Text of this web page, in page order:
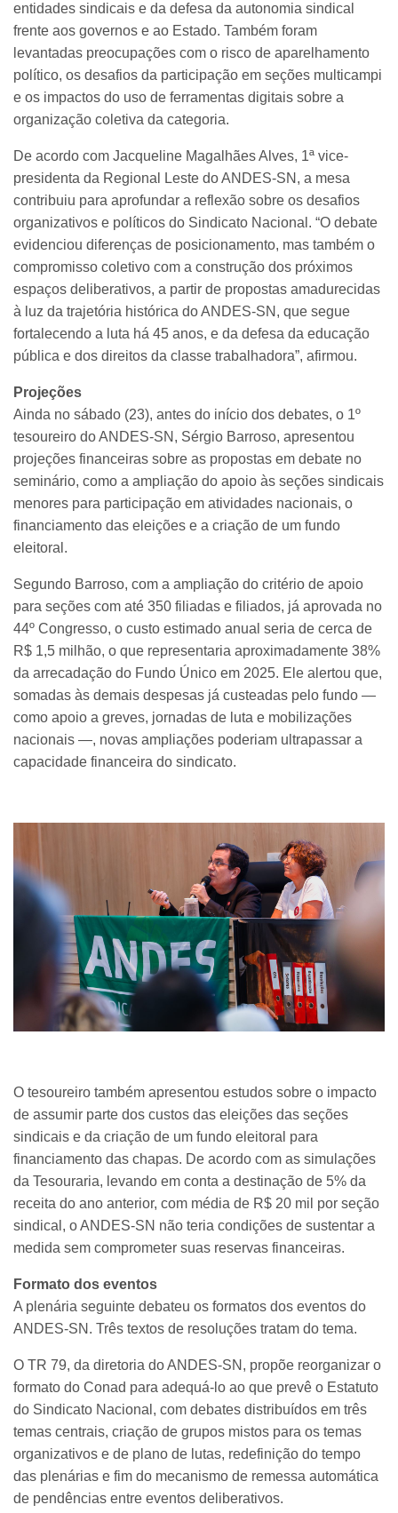
entidades sindicais e da defesa da autonomia sindical
frente aos governos e ao Estado. Também foram
levantadas preocupações com o risco de aparelhamento
político, os desafios da participação em seções multicampi
e os impactos do uso de ferramentas digitais sobre a
organização coletiva da categoria.
De acordo com Jacqueline Magalhães Alves, 1ª vice-
presidenta da Regional Leste do ANDES-SN, a mesa
contribuiu para aprofundar a reflexão sobre os desafios
organizativos e políticos do Sindicato Nacional. “O debate
evidenciou diferenças de posicionamento, mas também o
compromisso coletivo com a construção dos próximos
espaços deliberativos, a partir de propostas amadurecidas
à luz da trajetória histórica do ANDES-SN, que segue
fortalecendo a luta há 45 anos, e da defesa da educação
pública e dos direitos da classe trabalhadora”, afirmou.
Projeções
Ainda no sábado (23), antes do início dos debates, o 1º
tesoureiro do ANDES-SN, Sérgio Barroso, apresentou
projeções financeiras sobre as propostas em debate no
seminário, como a ampliação do apoio às seções sindicais
menores para participação em atividades nacionais, o
financiamento das eleições e a criação de um fundo
eleitoral.
Segundo Barroso, com a ampliação do critério de apoio
para seções com até 350 filiadas e filiados, já aprovada no
44º Congresso, o custo estimado anual seria de cerca de
R$ 1,5 milhão, o que representaria aproximadamente 38%
da arrecadação do Fundo Único em 2025. Ele alertou que,
somadas às demais despesas já custeadas pelo fundo —
como apoio a greves, jornadas de luta e mobilizações
nacionais —, novas ampliações poderiam ultrapassar a
capacidade financeira do sindicato.
O tesoureiro também apresentou estudos sobre o impacto
de assumir parte dos custos das eleições das seções
sindicais e da criação de um fundo eleitoral para
financiamento das chapas. De acordo com as simulações
da Tesouraria, levando em conta a destinação de 5% da
receita do ano anterior, com média de R$ 20 mil por seção
sindical, o ANDES-SN não teria condições de sustentar a
medida sem comprometer suas reservas financeiras.
Formato dos eventos
A plenária seguinte debateu os formatos dos eventos do
ANDES-SN. Três textos de resoluções tratam do tema.
O TR 79, da diretoria do ANDES-SN, propõe reorganizar o
formato do Conad para adequá-lo ao que prevê o Estatuto
do Sindicato Nacional, com debates distribuídos em três
temas centrais, criação de grupos mistos para os temas
organizativos e de plano de lutas, redefinição do tempo
das plenárias e fim do mecanismo de remessa automática
de pendências entre eventos deliberativos.